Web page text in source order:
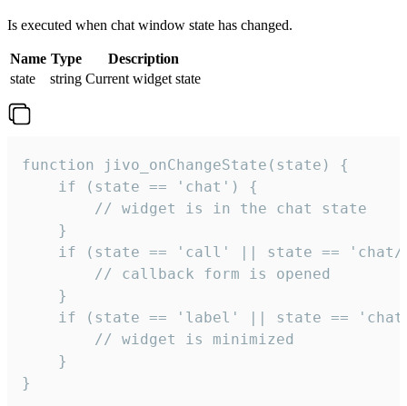
Is executed when chat window state has changed.
Name Type
Description
state
string Current widget state
function jivo_onChangeState(state) {
    if (state == 'chat') {
        // widget is in the chat state
    }
if (state == 'call' || state ==
        // callback form is opened
    }
if (state == 'label' || state ==
        // widget is minimized
    }
}